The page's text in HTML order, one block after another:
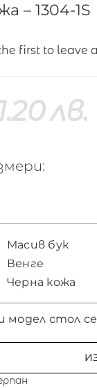
– 1304-1S
first to leave
лв.
Масив бук
Венге
Черна кожа
модел стол